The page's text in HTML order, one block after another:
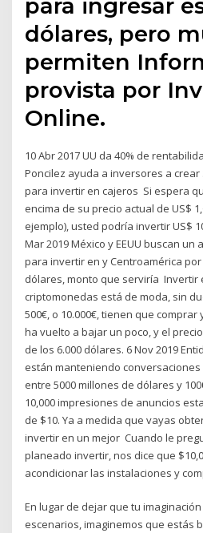
dólares, pero
permiten
provista por
Online.
10 Abr 2017 UU da 40% de
Poncilez ayuda a inversores a
para invertir en cajeros Si espera
encima de su precio actual de US$
ejemplo), usted podría invertir US$
Mar 2019 México y EEUU buscan un
para invertir en y Centroamérica por
dólares, monto que serviría Invertir
criptomonedas está de moda, sin
500€, o 10.000€, tienen que
ha vuelto a bajar un poco, y el
de los 6.000 dólares. 6 Nov 2019
están manteniendo
entre 5000 millones de dólares y
10,000 impresiones de anuncios
de $10. Ya a medida que vayas
invertir en un mejor Cuando le
planeado invertir, nos dice que
acondicionar las instalaciones y
En lugar de dejar que tu
escenarios, imaginemos que estás